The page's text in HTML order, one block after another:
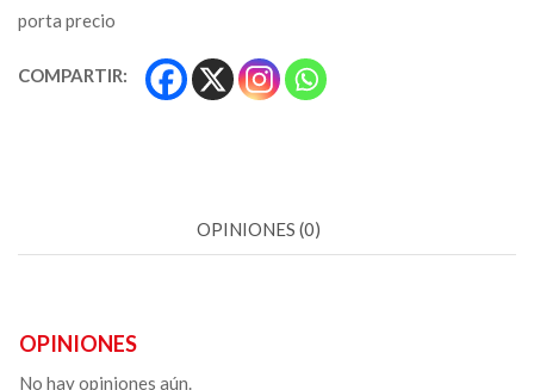
porta precio
COMPARTIR:
OPINIONES (0)
OPINIONES
No hay opiniones aún.